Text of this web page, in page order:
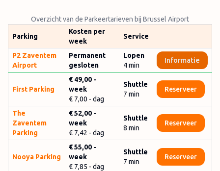
Overzicht van de Parkeertarieven bij Brussel Airport
Parking
Kosten per
week
Service
P2 Zaventem
Airport
Permanent
gesloten
Lopen
4 min
Informatie
First Parking
€ 49,00 -
week
€ 7,00 - dag
Shuttle
7 min
Reserveer
The
Zaventem
Parking
€ 52,00 -
week
€ 7,42 - dag
Shuttle
8 min
Reserveer
Nooya Parking
€ 55,00 -
week
€ 7,85 - dag
Shuttle
7 min
Reserveer